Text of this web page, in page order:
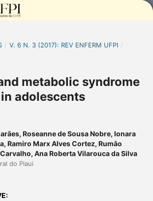
/ V. 6 N. 3 (2017): REV ENFERM UFPI /
metabolic syndrome
in adolescents
Roseanne de Sousa Nobre, Ionara
Ramiro Marx Alves Cortez, Rumão
Ana Roberta Vilarouca da Silva
do Piaui